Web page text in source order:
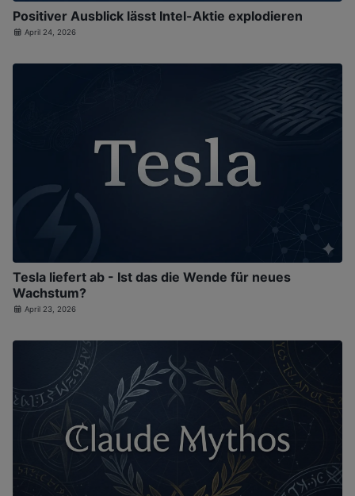
Positiver Ausblick lässt Intel-Aktie explodieren
April 24, 2026
Tesla liefert ab - Ist das die Wende für neues
Wachstum?
April 23, 2026